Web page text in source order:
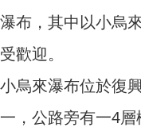
瀑布，其中以小烏
受歡迎。
小烏來瀑布位於復
一，公路旁有一4